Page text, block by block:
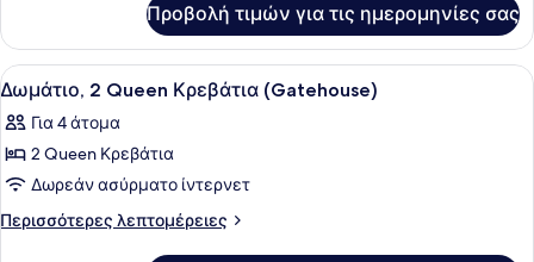
Queen
Κρεβάτια
Δωμάτιο,
Queen
Κρεβάτια
Προβολή τιμών για τις ημερομηνίες σας
Προβολή
όλων
των
φωτογραφιών
για
Δωμάτιο,
Δωμάτιο, 2 Queen Κρεβάτια
9
Δωμάτιο, 2 Queen Κρεβάτια (Gatehouse)
Για 4 άτομα
2 Queen Κρεβάτια
Δωρεάν ασύρματο ίντερνετ
Περισσότερες λεπτομέρειες
Περισσότερες